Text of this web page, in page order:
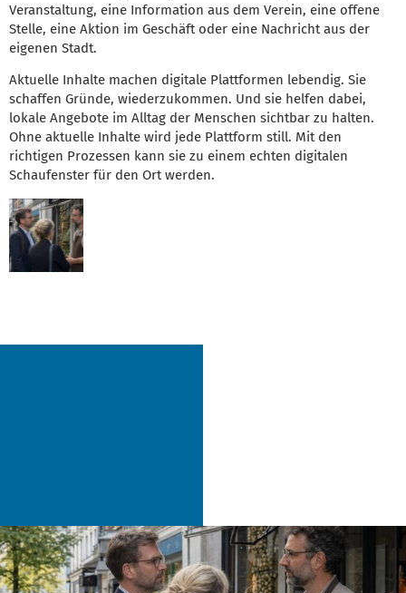
Veranstaltung, eine Information aus dem Verein, eine offene
Stelle, eine Aktion im Geschäft oder eine Nachricht aus der
eigenen Stadt.
Aktuelle Inhalte machen digitale Plattformen lebendig. Sie
schaffen Gründe, wiederzukommen. Und sie helfen dabei,
lokale Angebote im Alltag der Menschen sichtbar zu halten.
Ohne aktuelle Inhalte wird jede Plattform still. Mit den
richtigen Prozessen kann sie zu einem echten digitalen
Schaufenster für den Ort werden.